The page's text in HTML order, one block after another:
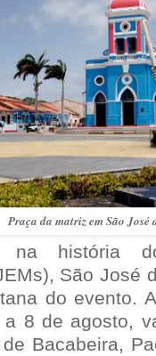
Praça da matriz em São José
história
São José
do evento.
a 8 de agosto,
Bacabeira,